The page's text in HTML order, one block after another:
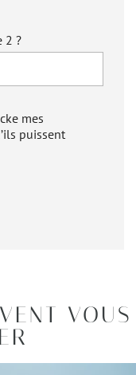
2 ?
mes
puissent
VOUS